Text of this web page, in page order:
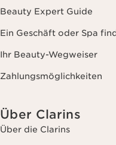
Beauty Expert Guide
Ein Geschäft oder Spa
Ihr Beauty-Wegweiser
Zahlungsmöglichkeiten
Über Clarins
Über die Clarins